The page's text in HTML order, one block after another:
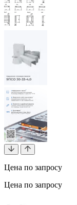
Цена по запросу
Цена по запросу